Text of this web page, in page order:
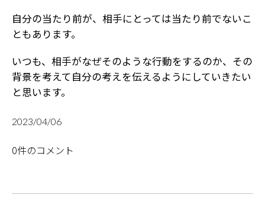
自分の当たり前が、相手にとっては当たり前でないこ
ともあります。
いつも、相手がなぜそのような行動をするのか、その
背景を考えて自分の考えを伝えるようにしていきたい
と思います。
2023/04/06
0件のコメント